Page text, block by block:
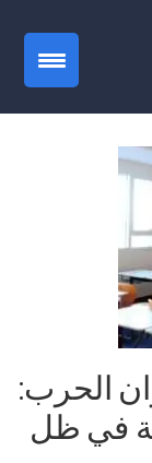
الحرب:
في ظل